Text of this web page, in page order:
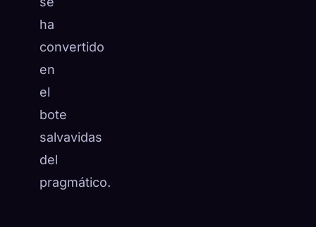
ha
convertido
en
el
bote
salvavidas
del
pragmático.